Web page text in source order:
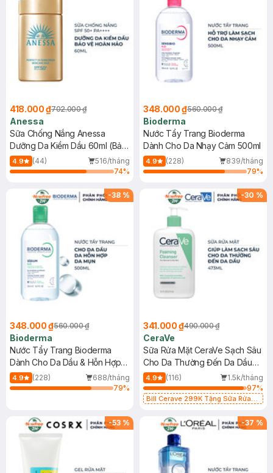
418.000 ₫702.000 ₫
Anessa
Sữa Chống Nắng Anessa
Dưỡng Da Kiềm Dầu 60ml (Bản
Mới)
4.9 (44)
516/tháng
74%
348.000 ₫560.000 ₫
Bioderma
Nước Tẩy Trang Bioderma
Dành Cho Da Nhạy Cảm 500ml
4.9 (228)
839/tháng
79%
-38 %
348.000 ₫560.000 ₫
Bioderma
Nước Tẩy Trang Bioderma
Dành Cho Da Dầu & Hỗn Hợp
500ml
4.9 (228)
688/tháng
79%
-30 %
341.000 ₫490.000 ₫
CeraVe
Sữa Rửa Mặt CeraVe Sạch Sâu
Cho Da Thường Đến Da Dầu
473ml
4.9 (116)
1.5k/tháng
97%
Bill Cerave 299K Tặng Sữa Rửa
-53 % -37 %